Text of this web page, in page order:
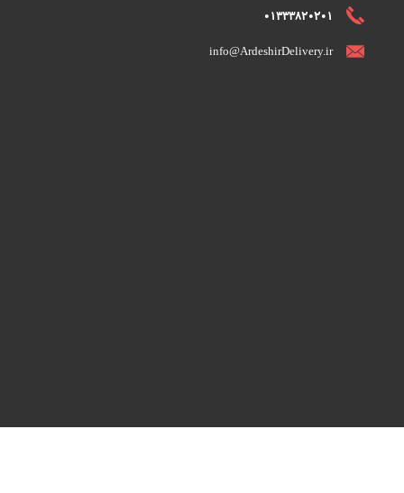
01333820201
info@ArdeshirDelivery.ir